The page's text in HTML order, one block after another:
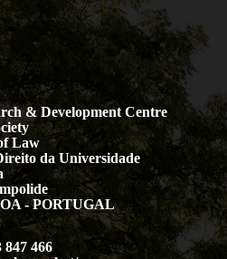
& Development Centre
Law
da Universidade
- PORTUGAL
847 466